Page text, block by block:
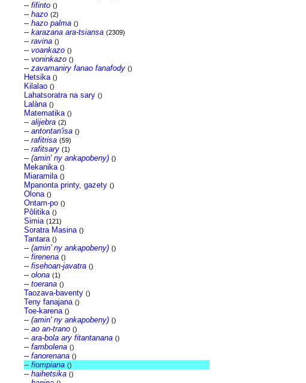
-- fifinto ()
-- hazo (2)
-- hazo palma ()
-- karazana ara-tsiansa (2309)
-- ravina ()
-- voankazo ()
-- voninkazo ()
-- zavamaniry fanao fanafody ()
Hetsika ()
Kilalao ()
Lahatsoratra na sary ()
Lalàna ()
Matematika ()
-- alijebra (2)
-- antontan'isa ()
-- rafitrisa (59)
-- rafitsary (1)
-- (amin' ny ankapobeny) ()
Mekanika ()
Miaramila ()
Mpanonta printy, gazety ()
Olona ()
Ontam-po ()
Pôlitika ()
Simia (121)
Soratra Masina ()
Tantara ()
-- (amin' ny ankapobeny) ()
-- firenena ()
-- fisehoan-javatra ()
-- olona (1)
-- toerana ()
Taozava-baventy ()
Teny fanajana ()
Toe-karena ()
-- (amin' ny ankapobeny) ()
-- ao an-trano ()
-- ara-bola ary fitantanana ()
-- fambolena ()
-- fanorenana ()
-- fiompiana ()
-- haihetsika ()